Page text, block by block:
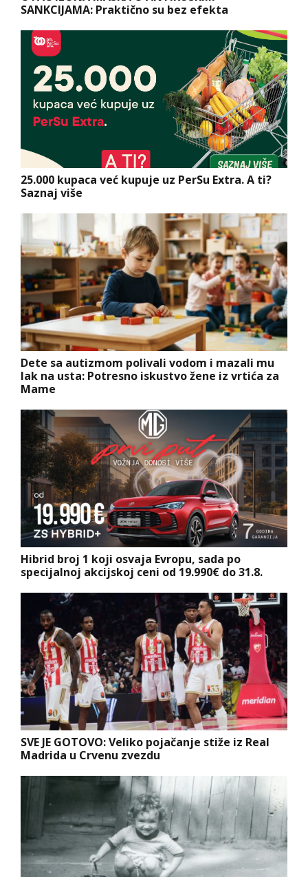
SANKCIJAMA: Praktično su bez efekta
25.000 kupaca već kupuje uz PerSu Extra. A ti?
Saznaj više
Dete sa autizmom polivali vodom i mazali mu
lak na usta: Potresno iskustvo žene iz vrtića za
Mame
Hibrid broj 1 koji osvaja Evropu, sada po
specijalnoj akcijskoj ceni od 19.990€ do 31.8.
SVE JE GOTOVO: Veliko pojačanje stiže iz Real
Madrida u Crvenu zvezdu